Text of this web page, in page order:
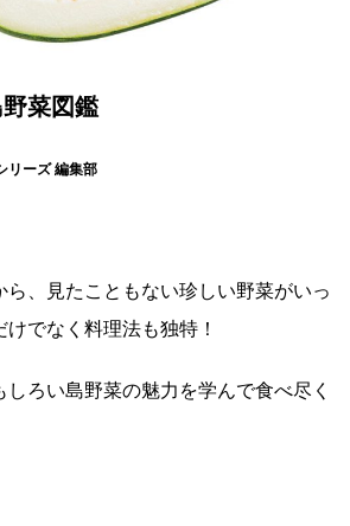
菜図鑑
リーズ 編集部
、見たこともない珍しい野菜がいっ
でなく料理法も独特！
ろい島野菜の魅力を学んで食べ尽く